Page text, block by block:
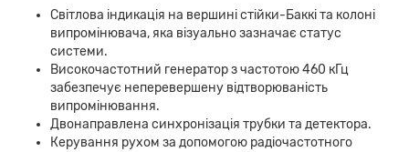
Світлова індикація на вершині стійки-Баккі та колоні
випромінювача, яка візуально зазначає статус
системи.
Високочастотний генератор з частотою 460 кГц
забезпечує неперевершену відтворюваність
випромінювання.
Двонаправлена синхронізація трубки та детектора.
Керування рухом за допомогою радіочастотного